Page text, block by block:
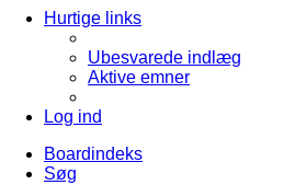
Hurtige links
Ubesvarede indlæg
Aktive emner
Log ind
Boardindeks
Søg